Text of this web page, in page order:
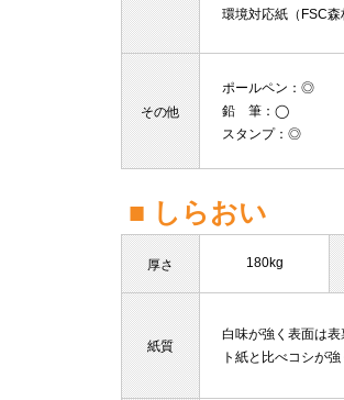
環境対応紙（FSC
その他
ポールペン ：◎
鉛 筆 ：◯
スタンプ：◎
■ しらおい
厚さ 180kg
紙質
白味が強く表面は
ト紙と比べコシが